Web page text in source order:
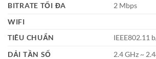
BITRATE TỐI ĐA
2 Mbps
WIFI
TIÊU CHUẨN
IEEE802.11
DẢI TẦN SỐ
2.4 GHz ~